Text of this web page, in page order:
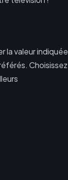
la valeur indiquée
Choisissez